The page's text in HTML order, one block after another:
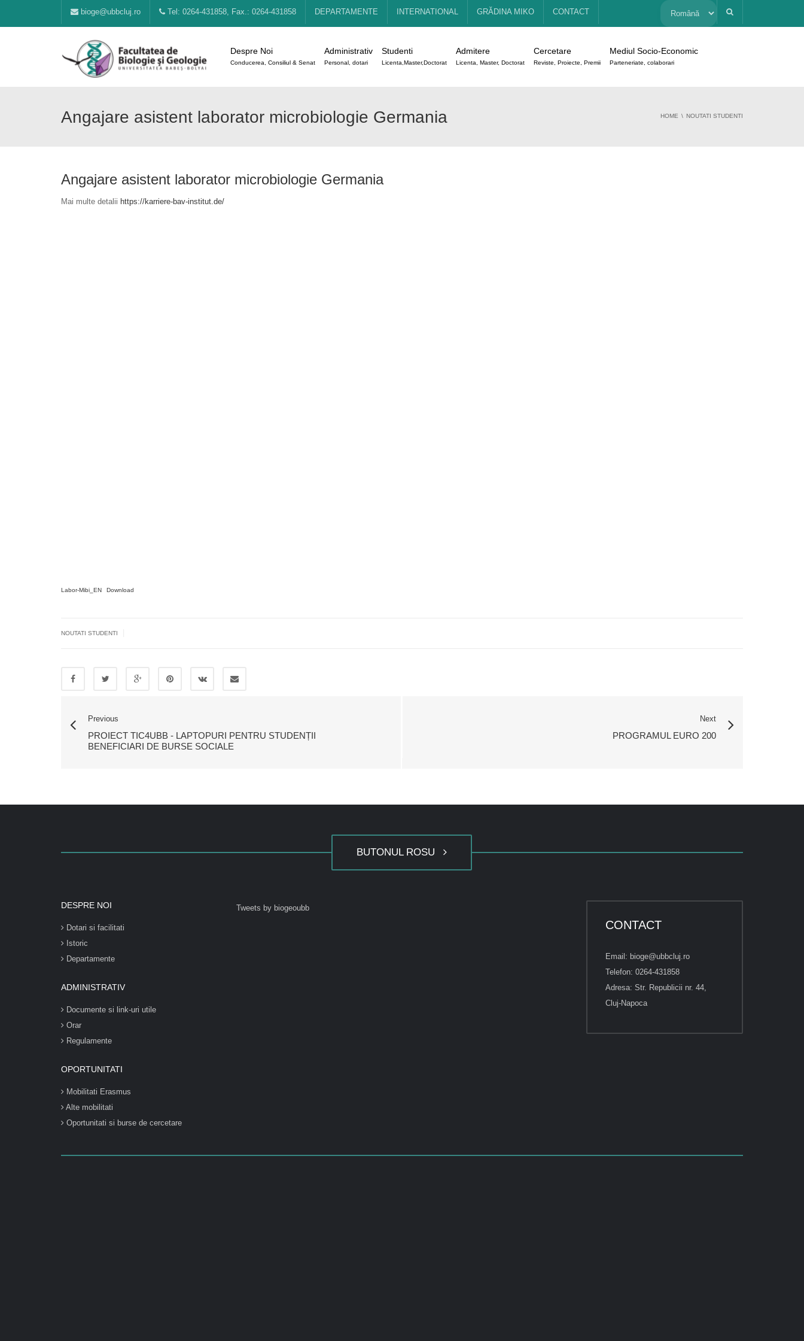
bioge@ubbcluj.ro Tel: 0264-431858, Fax.: 0264-431858 DEPARTAMENTE INTERNATIONAL GRĂDINA MIKO CONTACT Alege
limbă
Despre Noi
Conducerea, Consiliul & Senat
Administrativ
Personal, dotari
Studenti
Licenta,Master,Doctorat
Admitere
Licenta, Master, Doctorat
Cercetare
Reviste, Proiecte, Premii
Mediul Socio-Economic
Parteneriate, colaborari
Angajare asistent laborator microbiologie Germania HOME NOUTATI STUDENTI
Angajare asistent laborator microbiologie Germania
Mai multe detalii https://karriere-bav-institut.de/
Labor-Mibi_EN Download
NOUTATI STUDENTI
Previous
PROIECT TIC4UBB - LAPTOPURI PENTRU STUDENȚII
BENEFICIARI DE BURSE SOCIALE
Next
PROGRAMUL EURO 200
BUTONUL ROSU
DESPRE NOI
Dotari si facilitati
Istoric
Departamente
ADMINISTRATIV
Documente si link-uri utile
Orar
Regulamente
OPORTUNITATI
Mobilitati Erasmus
Alte mobilitati
Oportunitati si burse de cercetare
Tweets by biogeoubb
CONTACT
Email: bioge@ubbcluj.ro
Telefon: 0264-431858
Adresa: Str. Republicii nr. 44,
Cluj-Napoca